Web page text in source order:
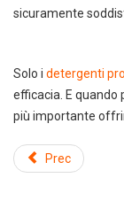
sicuramente
Solo i detergenti
efficacia. E quando
più importante
Prec